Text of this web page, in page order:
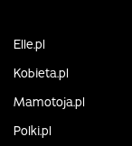
Elle.pl
Kobieta.pl
Mamotoja.pl
Polki.pl